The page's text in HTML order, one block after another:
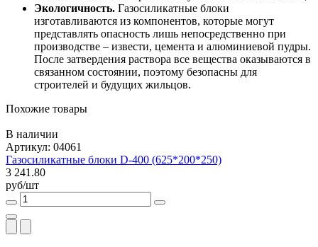
Экологичность. Газосиликатные блоки
изготавливаются из компонентов, которые могут
представлять опасность лишь непосредственно при
производстве – извести, цемента и алюминиевой пудры.
После затвердения раствора все вещества оказываются в
связанном состоянии, поэтому безопасны для
строителей и будущих жильцов.
Похожие товары
В наличии
Артикул: 04061
Газосиликатные блоки D-400 (625*200*250)
3 241.80
руб/шт